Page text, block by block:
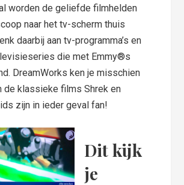
worden de geliefde filmhelden
naar het tv-scherm thuis
daarbij aan tv-programma’s en
die met Emmy®s
DreamWorks ken je misschien
de klassieke films Shrek en
zijn in ieder geval fan!
Dit kijk
je